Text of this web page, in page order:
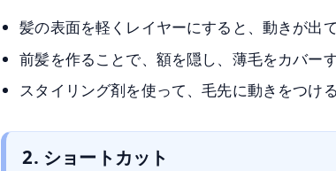
髪の表面を軽くレイヤーにすると、動きが出
前髪を作ることで、額を隠し、薄毛をカバー
スタイリング剤を使って、毛先に動きをつけ
2. ショートカット